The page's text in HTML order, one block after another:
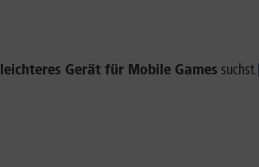
leichteres Gerät für Mobile Games suchst.